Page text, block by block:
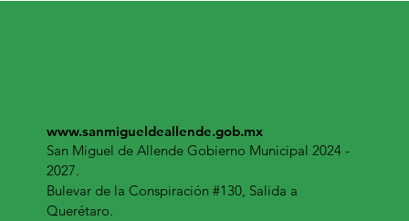
www.sanmigueldeallende.gob.mx
San Miguel de Allende Gobierno Municipal 2024 -
2027.
Bulevar de la Conspiración #130, Salida a
Querétaro.